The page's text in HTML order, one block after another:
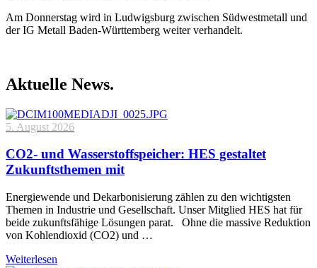
Am Donnerstag wird in Ludwigsburg zwischen Südwestmetall und
der IG Metall Baden-Württemberg weiter verhandelt.
Aktuelle News.
5. August 2026
CO2- und Wasserstoffspeicher: HES gestaltet
Zukunftsthemen mit
Energiewende und Dekarbonisierung zählen zu den wichtigsten
Themen in Industrie und Gesellschaft. Unser Mitglied HES hat für
beide zukunftsfähige Lösungen parat. Ohne die massive Reduktion
von Kohlendioxid (CO2) und …
Weiterlesen